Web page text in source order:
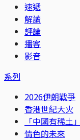
速遞
解讀
評論
播客
影音
系列
2026伊朗戰爭
香港世紀大火
「中國有稀土」
情色的未來